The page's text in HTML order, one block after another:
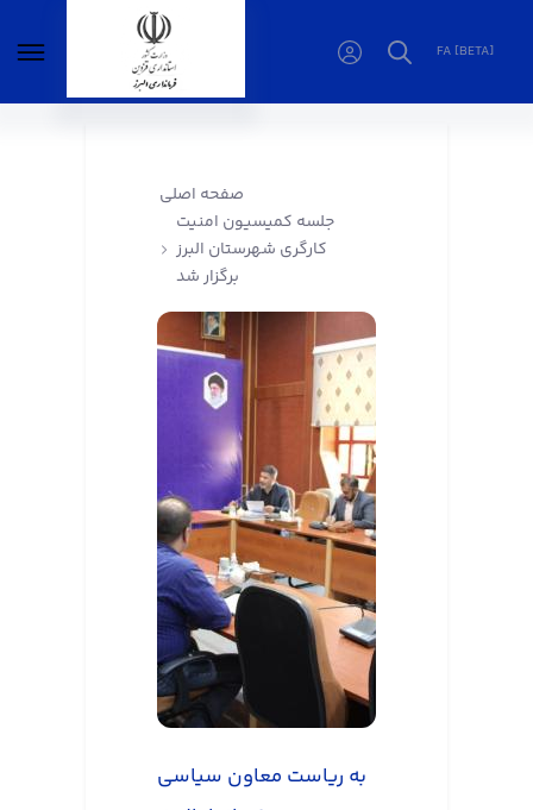
FA [BETA]
صفحه اصلی
جلسه کمیسیون امنیت
کارگری شهرستان البرز
برگزار شد
به ریاست معاون سیاسی